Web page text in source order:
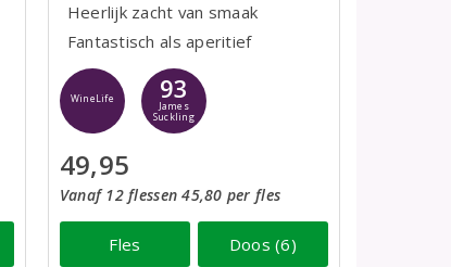
Heerlijk zacht van smaak
Fantastisch als aperitief
WineLife 93
James
Suckling
49,95
Vanaf 12 flessen 45,80 per fles
Fles Doos (6)